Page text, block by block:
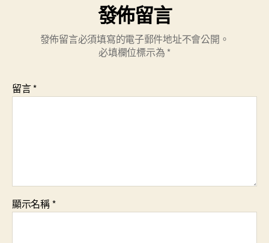
發佈留言
發佈留言必須填寫的電子郵件地址不會公開。
必填欄位標示為 *
留言*
顯示名稱*